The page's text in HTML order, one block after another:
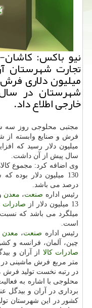
نیو باكس:
میلیون دلاری
خارجی اطلاع داد.
مجتبی محلوجی روز سه
سال پیش از آن داشت.
وی اضافه كرد: مجموع
درصد می باشد.
رئیس اداره صنعت، معدن
13 میلیون دلار از
صادرات
است.
رئیس اداره صنعت، معدن
چین، آلمان، فرانسه و
صادرات كالا
متر مربع فرش ماشینی
در رتبه نخست تولید فرش
كشور در این شهرستان